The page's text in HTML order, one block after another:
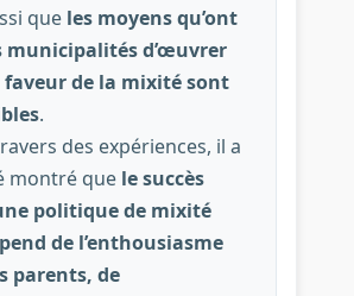
que les moyens qu’ont
municipalités d’œuvrer
faveur de la mixité sont
.
des expériences, il a
montré quele succès
politique de mixité
de l’enthousiasme
parents, de